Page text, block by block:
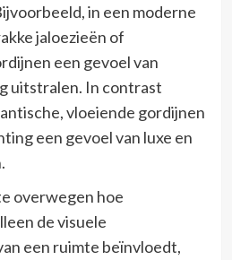
in een moderne
jaloezieën of
een gevoel van
uitstralen. In contrast
vloeiende gordijnen
een gevoel van luxe en
overwegen hoe
de visuele
een ruimte beïnvloedt,